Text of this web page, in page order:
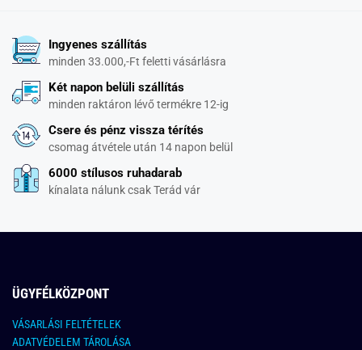
Ingyenes szállítás
minden 33.000,-Ft feletti vásárlásra
Két napon belüli szállítás
minden raktáron lévő termékre 12-ig
Csere és pénz vissza térítés
csomag átvétele után 14 napon belül
6000 stílusos ruhadarab
kínalata nálunk csak Terád vár
ÜGYFÉLKÖZPONT
VÁSARLÁSI FELTÉTELEK
ADATVÉDELEM TÁROLÁSA